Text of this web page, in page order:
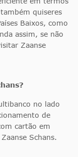
quiseres
Baixos, como
assim, se não
Zaanse
no lado
de
cartão em
Schans.